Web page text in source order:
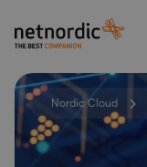
NetNordic Norway
Nordic Cloud